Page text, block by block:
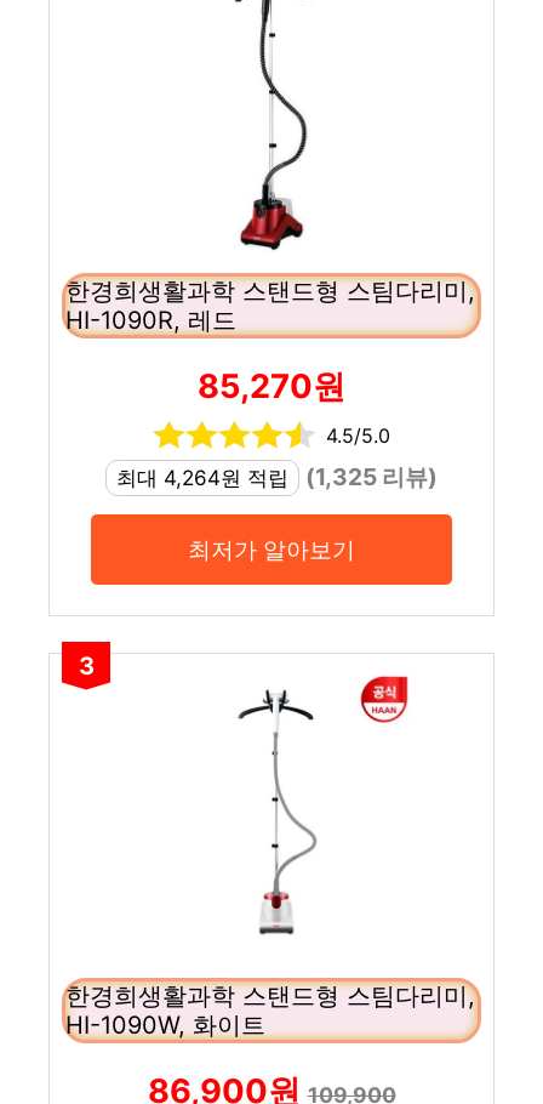
한경희생활과학 스탠드형 스팀다리미,
HI-1090R, 레드
85,270원
4.5/5.0
최대 4,264원 적립
(1,325 리뷰)
최저가 알아보기
3
한경희생활과학 스탠드형 스팀다리미,
HI-1090W, 화이트
86,900원109,900